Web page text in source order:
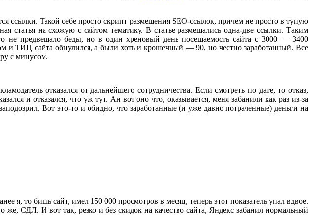
ссылки. Такой себе просто скрипт размещения SEO-ссылок, причем не просто в тупую
статья на схожую с сайтом тематику. В статье размещались одна-две ссылки. Таким
не предвещало беды, но в один хреновый день посещаемость сайта с 3000 — 3400
и ТИЦ сайта обнулился, а были хоть и крошечный — 90, но честно заработанный. Все
с минусом.
отказался от дальнейшего сотрудничества. Если смотреть по дате, то отказ,
и отказался, что уж тут. Ан вот оно что, оказывается, меня забанили как раз из-за
Вот это-то и обидно, что заработанные (и уже давно потраченные) деньги на
то бишь сайт, имел 150 000 просмотров в месяц, теперь этот показатель упал вдвое.
СДЛ. И вот так, резко и без скидок на качество сайта, Яндекс забанил нормальный